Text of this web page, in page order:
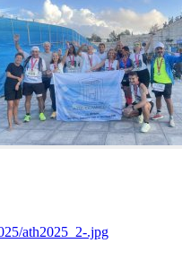
ath2025_2-.jpg